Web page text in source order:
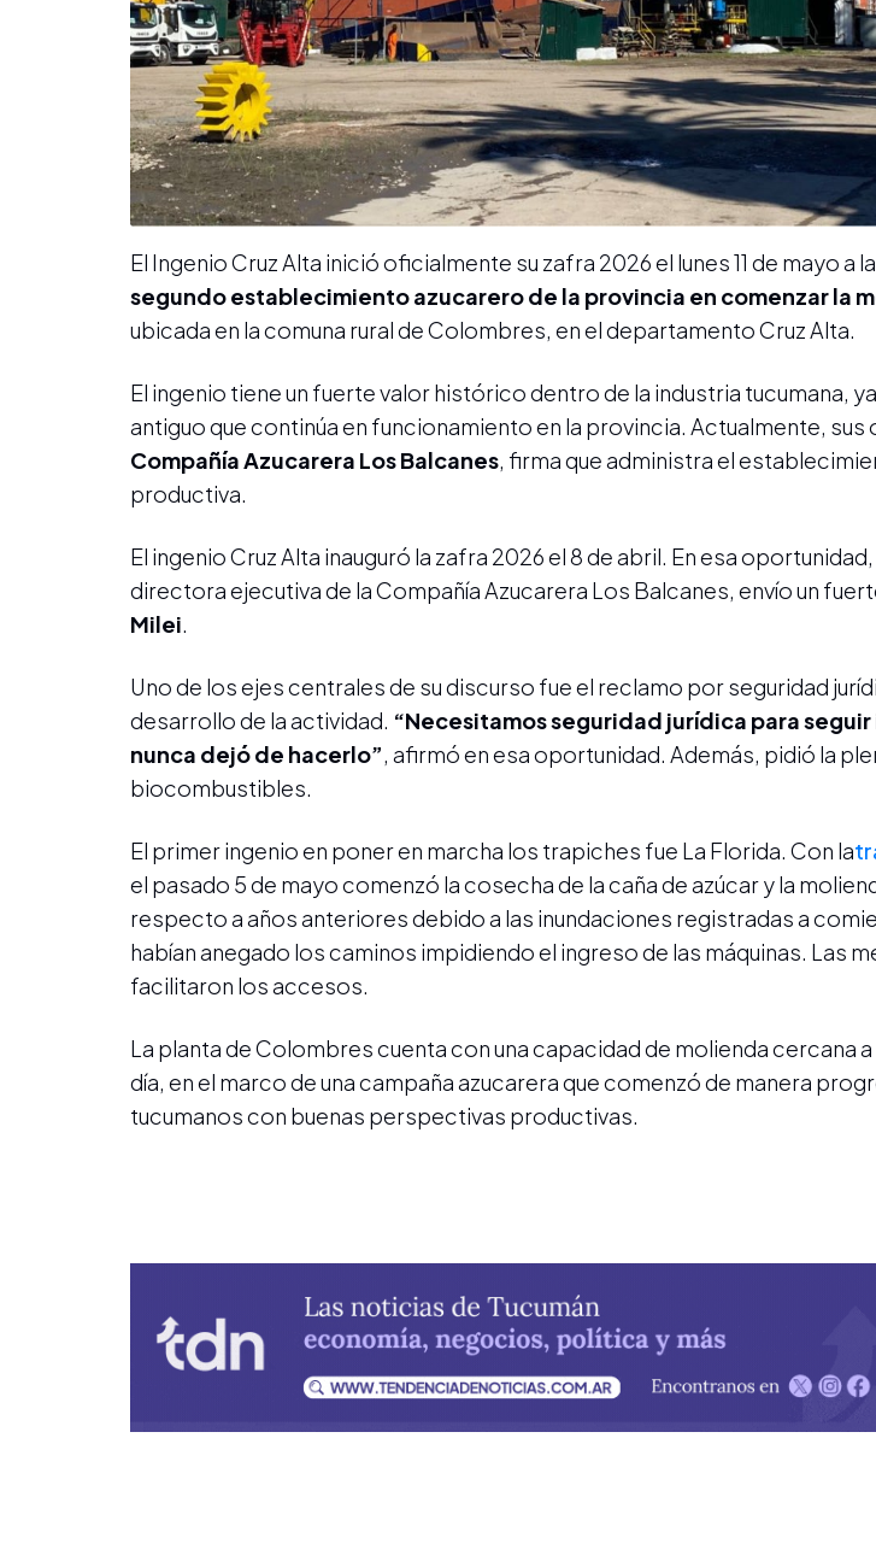
El Ingenio Cruz Alta inició oficialmente su zafra 2026 el lunes 11 de mayo a
segundo establecimiento azucarero de la provincia en comenzar la
ubicada en la comuna rural de Colombres, en el departamento Cruz Alta.
El ingenio tiene un fuerte valor histórico dentro de la industria tucumana,
antiguo que continúa en funcionamiento en la provincia. Actualmente,
Compañía Azucarera Los Balcanes, firma que administra el
productiva.
El ingenio Cruz Alta inauguró la zafra 2026 el 8 de abril. En esa oportunidad,
directora ejecutiva de la Compañía Azucarera Los Balcanes, envío un
Milei.
Uno de los ejes centrales de su discurso fue el reclamo por seguridad
desarrollo de la actividad. “Necesitamos seguridad jurídica para
nunca dejó de hacerlo”, afirmó en esa oportunidad. Además, pidió la
biocombustibles.
El primer ingenio en poner en marcha los trapiches fue La Florida. Con la
el pasado 5 de mayo comenzó la cosecha de la caña de azúcar y la
respecto a años anteriores debido a las inundaciones registradas a
habían anegado los caminos impidiendo el ingreso de las máquinas. Las
facilitaron los accesos.
La planta de Colombres cuenta con una capacidad de molienda cercana
día, en el marco de una campaña azucarera que comenzó de manera
tucumanos con buenas perspectivas productivas.